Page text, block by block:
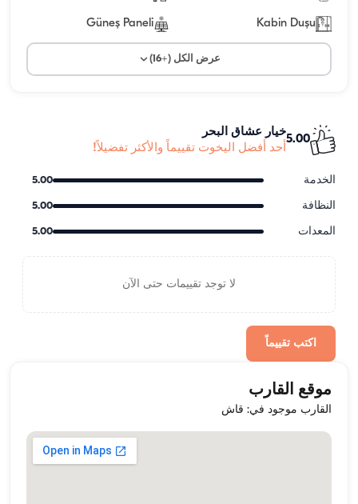
Kabin Duşu
Güneş Paneli
عرض الكل (+16)
5.00
خيار عشاق البحر
أحد أفضل اليخوت تقييماً والأكثر تفضيلاً!
الخدمة 5.00
النظافة 5.00
المعدات 5.00
لا توجد تقييمات حتى الآن
اكتب تقييماً
موقع القارب
القارب موجود في: قاش